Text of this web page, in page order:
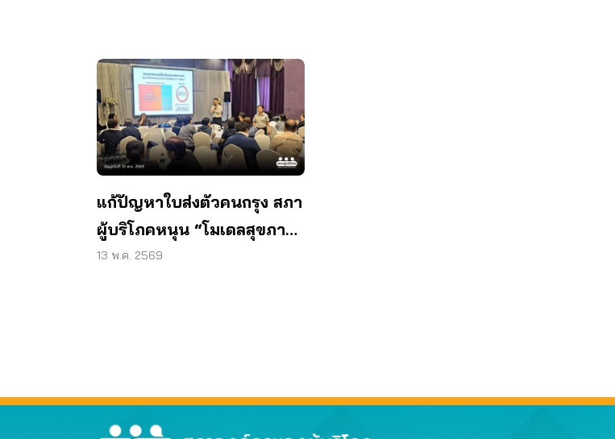
แก้ปัญหาใบส่งตัวคนกรุง สภา
ผู้บริโภคหนุน “โมเดลสุขภาพ
ใหม่”
13 พ.ค. 2569